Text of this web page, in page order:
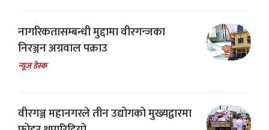
नागरिकतासम्बन्धी मुद्दामा वीरगन्जका
निरञ्जन अग्रवाल पक्राउ
न्यूज डेस्क
वीरगञ्ज महानगरले तीन उद्योगको मुख्यद्वारमा